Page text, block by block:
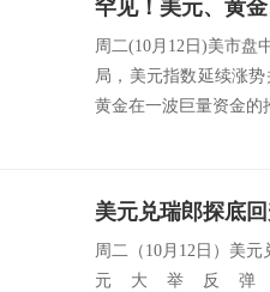
周二(10月12日)美市盘
局，美元指数延续涨
黄金在一波巨量资金的
美元兑瑞郎探底
周二（10月12日）美
元大举反弹